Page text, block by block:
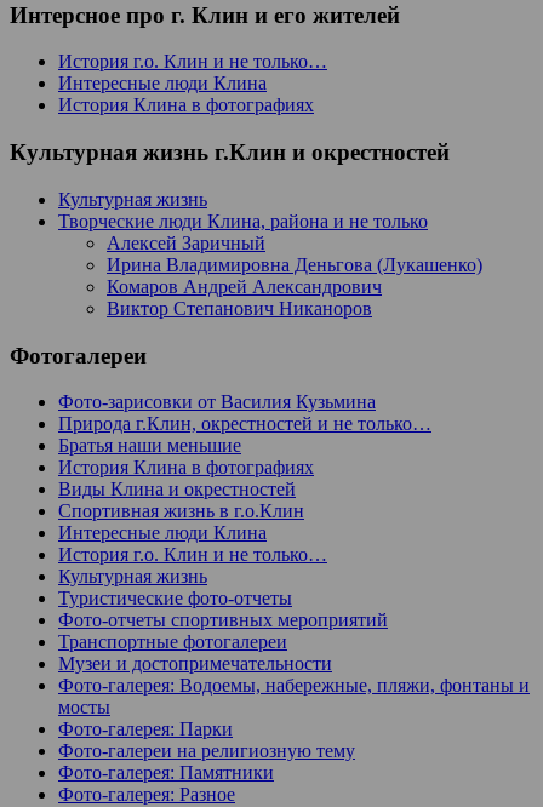
Интерсное про г. Клин и его жителей
История г.о. Клин и не только…
Интересные люди Клина
История Клина в фотографиях
Культурная жизнь г.Клин и окрестностей
Культурная жизнь
Творческие люди Клина, района и не только
Алексей Заричный
Ирина Владимировна Деньгова (Лукашенко)
Комаров Андрей Александрович
Виктор Степанович Никаноров
Фотогалереи
Фото-зарисовки от Василия Кузьмина
Природа г.Клин, окрестностей и не только…
Братья наши меньшие
История Клина в фотографиях
Виды Клина и окрестностей
Спортивная жизнь в г.о.Клин
Интересные люди Клина
История г.о. Клин и не только…
Культурная жизнь
Туристические фото-отчеты
Фото-отчеты спортивных мероприятий
Транспортные фотогалереи
Музеи и достопримечательности
Фото-галерея: Водоемы, набережные, пляжи, фонтаны и
мосты
Фото-галерея: Парки
Фото-галереи на религиозную тему
Фото-галерея: Памятники
Фото-галерея: Разное